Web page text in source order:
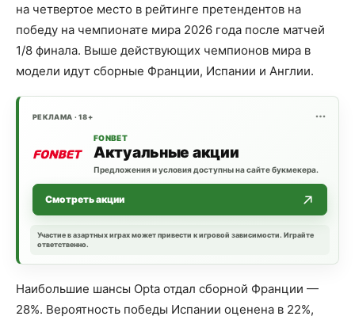
на четвертое место в рейтинге претендентов на
победу на чемпионате мира 2026 года после матчей
1/8 финала. Выше действующих чемпионов мира в
модели идут сборные Франции, Испании и Англии.
РЕКЛАМА · 18+
FONBET
Актуальные акции
Предложения и условия доступны на сайте букмекера.
Смотреть акции
Участие в азартных играх может привести к игровой зависимости. Играйте
ответственно.
Наибольшие шансы Opta отдал сборной Франции —
28%. Вероятность победы Испании оценена в 22%,